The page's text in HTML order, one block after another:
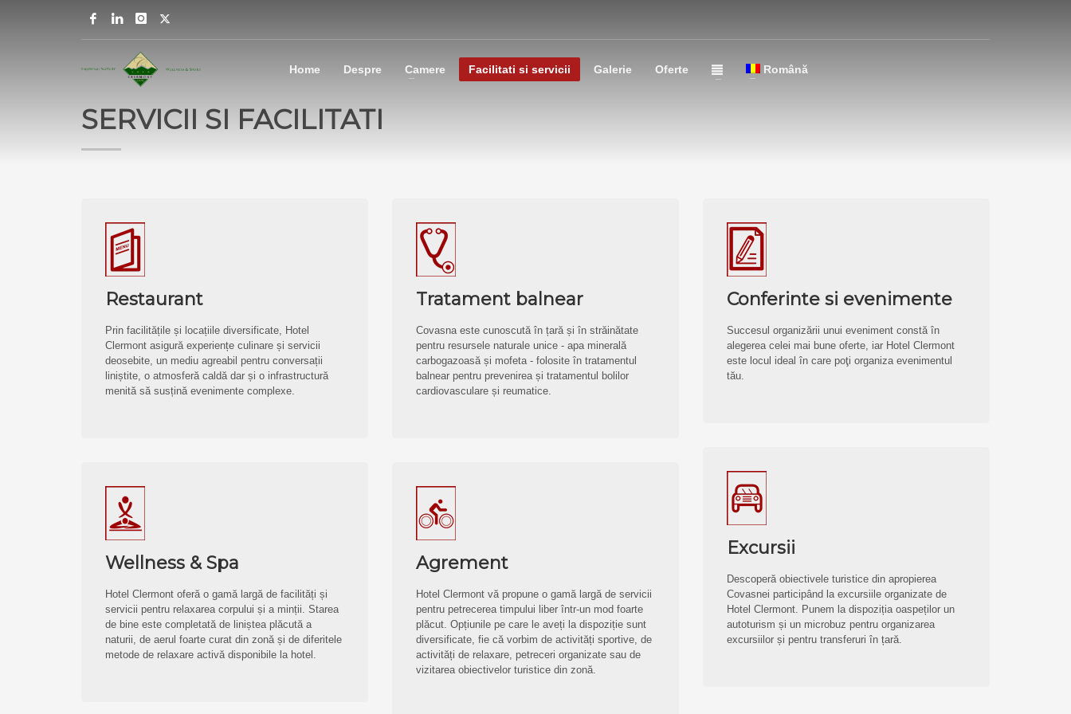
Home Despre Camere Facilitati si servicii Galerie Oferte Română
SERVICII SI FACILITATI
Restaurant
Prin facilitățile și locațiile diversificate, Hotel
Clermont asigură experiențe culinare și servicii
deosebite, un mediu agreabil pentru conversații
liniștite, o atmosferă caldă dar și o infrastructură
menită să susțină evenimente complexe.
Wellness & Spa
Hotel Clermont oferă o gamă largă de facilități și
servicii pentru relaxarea corpului și a minții. Starea
de bine este completată de liniștea plăcută a
naturii, de aerul foarte curat din zonă și de diferitele
metode de relaxare activă disponibile la hotel.
Tratament balnear
Covasna este cunoscută în țară și în străinătate
pentru resursele naturale unice - apa minerală
carbogazoasă și mofeta - folosite în tratamentul
balnear pentru prevenirea și tratamentul bolilor
cardiovasculare și reumatice.
Agrement
Hotel Clermont vă propune o gamă largă de servicii
pentru petrecerea timpului liber într-un mod foarte
plăcut. Opțiunile pe care le aveți la dispoziție sunt
diversificate, fie că vorbim de activități sportive, de
activități de relaxare, petreceri organizate sau de
vizitarea obiectivelor turistice din zonă.
Conferinte si evenimente
Succesul organizării unui eveniment constă în
alegerea celei mai bune oferte, iar Hotel Clermont
este locul ideal în care poţi organiza evenimentul
tău.
Excursii
Descoperă obiectivele turistice din apropierea
Covasnei participând la excursiile organizate de
Hotel Clermont. Punem la dispoziția oaspeților un
autoturism și un microbuz pentru organizarea
excursiilor și pentru transferuri în țară.